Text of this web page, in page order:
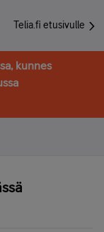
Telia.fi etusivulle
kunnes